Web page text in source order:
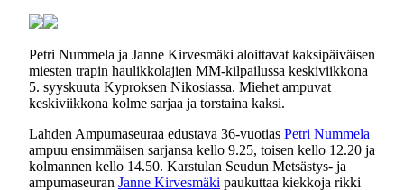
Petri Nummela ja Janne Kirvesmäki aloittavat kaksipäiväisen
miesten trapin haulikkolajien MM-kilpailussa keskiviikkona
5. syyskuuta Kyproksen Nikosiassa. Miehet ampuvat
keskiviikkona kolme sarjaa ja torstaina kaksi.
Lahden Ampumaseuraa edustava 36-vuotias Petri Nummela
ampuu ensimmäisen sarjansa kello 9.25, toisen kello 12.20 ja
kolmannen kello 14.50. Karstulan Seudun Metsästys- ja
ampumaseuran Janne Kirvesmäki paukuttaa kiekkoja rikki